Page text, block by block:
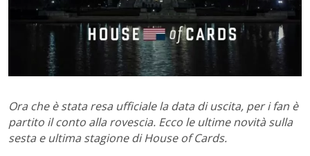
Ora che è stata resa ufficiale la data di uscita, per i fan è
partito il conto alla rovescia. Ecco le ultime novità sulla
sesta e ultima stagione di House of Cards.